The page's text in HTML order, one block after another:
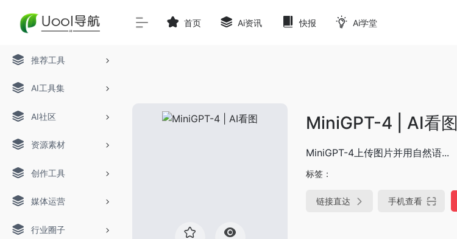
推荐工具
AI工具集
AI社区
资源素材
创作工具
媒体运营
行业圈子
首页 Ai资讯 快报 Ai学堂
MiniGPT-4 | AI看图
MiniGPT-4上传图片并用自然语...
标签：
链接直达 手机查看